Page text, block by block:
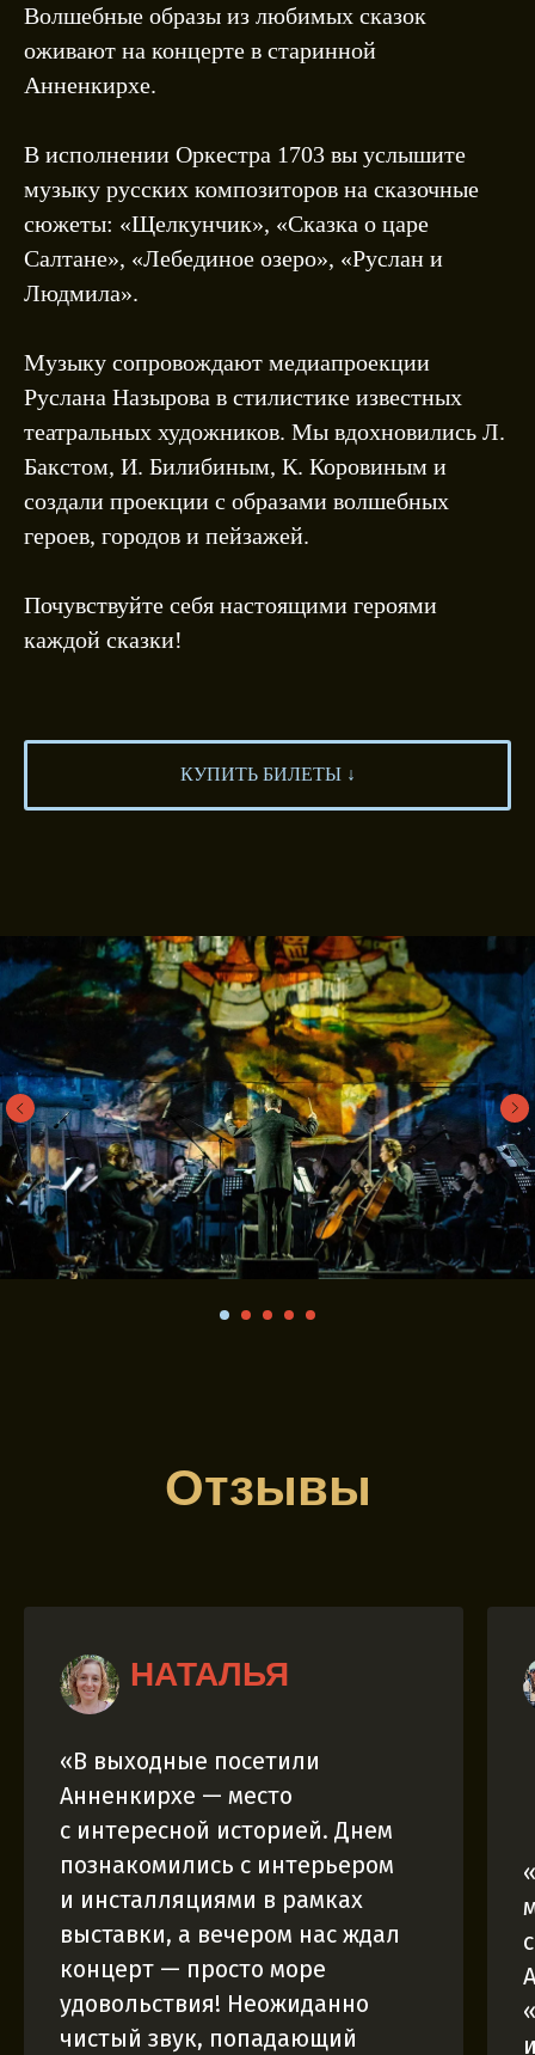
Волшебные образы из любимых сказок
оживают на концерте в старинной
Анненкирхе.
В исполнении Оркестра 1703 вы услышите
музыку русских композиторов на сказочные
сюжеты: «Щелкунчик», «Сказка о царе
Салтане», «Лебединое озеро», «Руслан и
Людмила».
Музыку сопровождают медиапроекции
Руслана Назырова в стилистике известных
театральных художников. Мы вдохновились Л.
Бакстом, И. Билибиным, К. Коровиным и
создали проекции с образами волшебных
героев, городов и пейзажей.
Почувствуйте себя настоящими героями
каждой сказки!
КУПИТЬ БИЛЕТЫ ↓
Отзывы
НАТАЛЬЯ
«В выходные посетили
Анненкирхе — место
с интересной историей. Днем
познакомились с интерьером
и инсталляциями в рамках
выставки, а вечером нас ждал
концерт — просто море
удовольствия! Неожиданно
чистый звук, попадающий